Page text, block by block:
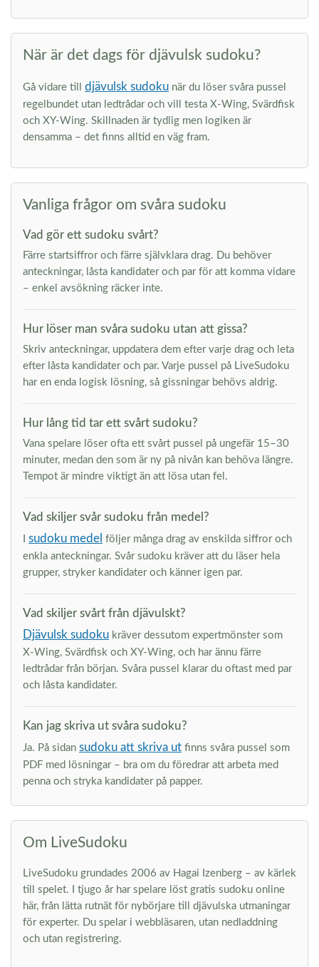
När är det dags för djävulsk sudoku?
Gå vidare till djävulsk sudoku när du löser svåra pussel
regelbundet utan ledtrådar och vill testa X-Wing, Svärdfisk
och XY-Wing. Skillnaden är tydlig men logiken är
densamma – det finns alltid en väg fram.
Vanliga frågor om svåra sudoku
Vad gör ett sudoku svårt?
Färre startsiffror och färre självklara drag. Du behöver
anteckningar, låsta kandidater och par för att komma vidare
– enkel avsökning räcker inte.
Hur löser man svåra sudoku utan att gissa?
Skriv anteckningar, uppdatera dem efter varje drag och leta
efter låsta kandidater och par. Varje pussel på LiveSudoku
har en enda logisk lösning, så gissningar behövs aldrig.
Hur lång tid tar ett svårt sudoku?
Vana spelare löser ofta ett svårt pussel på ungefär 15–30
minuter, medan den som är ny på nivån kan behöva längre.
Tempot är mindre viktigt än att lösa utan fel.
Vad skiljer svår sudoku från medel?
sudoku medel följer många drag av enskilda siffror och
enkla anteckningar. Svår sudoku kräver att du läser hela
grupper, stryker kandidater och känner igen par.
Vad skiljer svårt från djävulskt?
Djävulsk sudoku kräver dessutom expertmönster som
X-Wing, Svärdfisk och XY-Wing, och har ännu färre
ledtrådar från början. Svåra pussel klarar du oftast med par
och låsta kandidater.
Kan jag skriva ut svåra sudoku?
Ja. På sidan sudoku att skriva ut finns svåra pussel som
PDF med lösningar – bra om du föredrar att arbeta med
penna och stryka kandidater på papper.
Om LiveSudoku
LiveSudoku grundades 2006 av Hagai Izenberg – av kärlek
till spelet. I tjugo år har spelare löst gratis sudoku online
här, från lätta rutnät för nybörjare till djävulska utmaningar
för experter. Du spelar i webbläsaren, utan nedladdning
och utan registrering.